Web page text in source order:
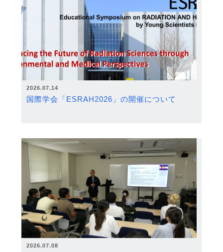
2026.07.14
国際学会「ESRAH2026」の開催について
2026.07.08